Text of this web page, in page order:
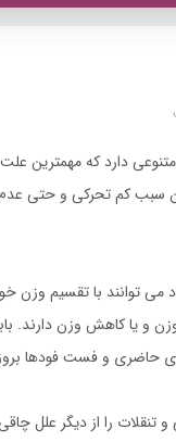
دارد که مهمترین
سبب کم تحرکی و حتی
و یا کاهش وزن دارند.
حاضری و فست فودها
را از دیگر علل